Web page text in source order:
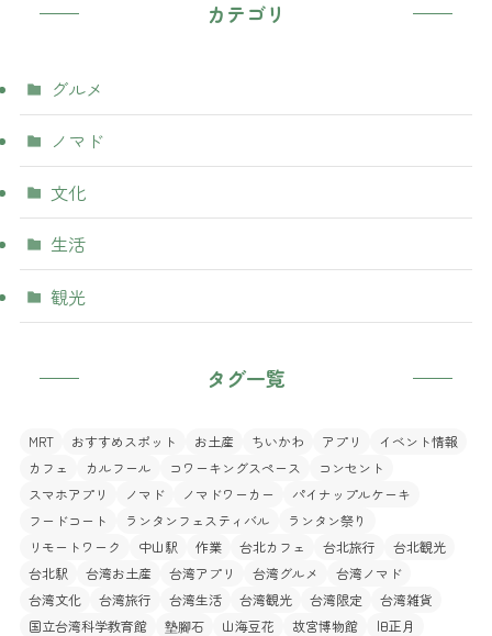
カテゴリ
グルメ
ノマド
文化
生活
観光
タグ一覧
MRT おすすめスポット お土産 ちいかわ アプリ
イベント情報
カフェ
カルフール コワーキングスペース
コンセント
スマホアプリ
ノマド ノマドワーカー
パイナップルケーキ
フードコート
ランタンフェスティバル
ランタン祭り
リモートワーク
中山駅 作業 台北カフェ 台北旅行
台北観光
台北駅
台湾お土産 台湾アプリ 台湾グルメ
台湾ノマド
台湾文化
台湾旅行 台湾生活 台湾観光 台湾限定
台湾雑貨
国立台湾科学教育館
墊腳石 山海豆花 故宮博物館
旧正月